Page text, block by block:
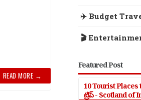
READ MORE →
✈️ Budget
🎬
Featured Post
10 Tourist Places
ట్రిప్ - Scotland of